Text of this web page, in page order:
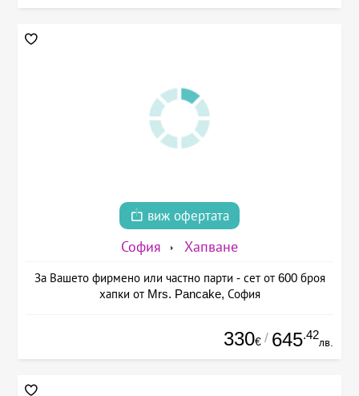
виж офертата
София Хапване
За Вашето фирмено или частно парти - сет от 600 броя
хапки от Mrs. Pancake, София
330€ / 645.42
лв.